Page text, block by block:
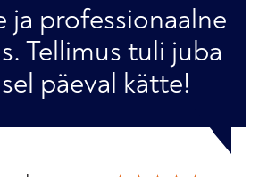
ja professionaalne
Tellimus tuli juba
päeval kätte!